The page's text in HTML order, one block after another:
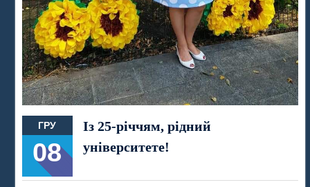
ГРУ
08
Із 25-річчям, рідний
університете!